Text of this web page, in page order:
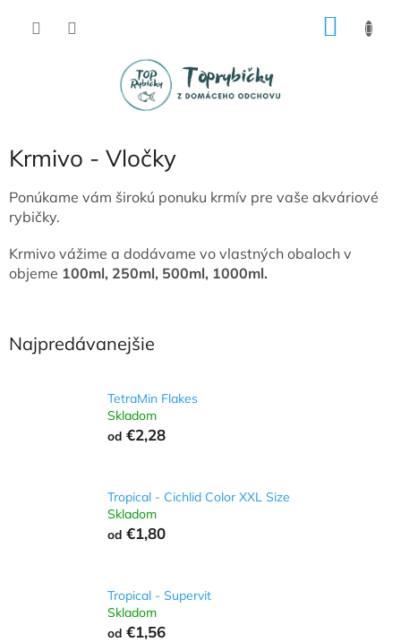
Krmivo - Vločky
Ponúkame vám širokú ponuku krmív pre vaše akváriové
rybičky.
Krmivo vážime a dodávame vo vlastných obaloch v
objeme 100ml, 250ml, 500ml, 1000ml.
Najpredávanejšie
TetraMin Flakes
Skladom
od €2,28
Tropical - Cichlid Color XXL Size
Skladom
od €1,80
Tropical - Supervit
Skladom
od €1,56